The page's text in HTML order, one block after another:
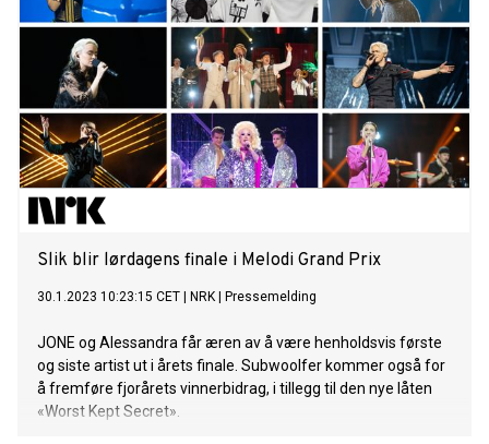
worst kept secret in Norway’ has been challenging! From
Alan Walker to Tix to Ylvis to other randoms, the rumour mill
has been a wild ride. But we rode it. One question
remains…..who is Dj Astronaut!? See you on the other side
for Subwoolfer 2.0!”, sier Ben om det siste året. Subwoolfer
er galaksens største band, og består av brødrene Keith og
Jim. Duoen har vært aktiv i ca. 4,5 milliarder år, og har vært
bosatt på månen det siste århundret. Der har de brukt tiden
på å slappe av
Slik blir lørdagens finale i Melodi Grand Prix
30.1.2023 10:23:15 CET NRK Pressemelding
JONE og Alessandra får æren av å være henholdsvis første
og siste artist ut i årets finale. Subwoolfer kommer også for
å fremføre fjorårets vinnerbidrag, i tillegg til den nye låten
«Worst Kept Secret».